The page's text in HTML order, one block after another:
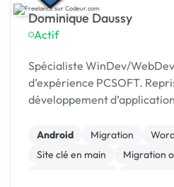
Dominique Daussy
Actif
Spécialiste WinDev/
d’expérience PCSOFT.
développement
Android Migration
Site clé en main
Migration